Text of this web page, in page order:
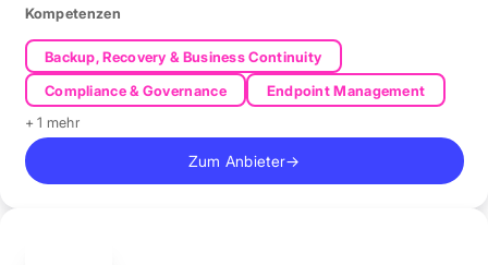
Kompetenzen
Backup, Recovery & Business Continuity
Compliance & Governance
Endpoint Management
+ 1 mehr
Zum Anbieter→